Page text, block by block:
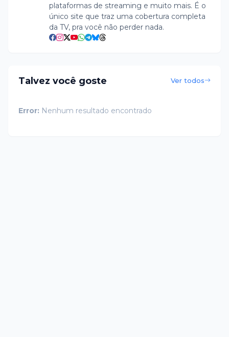
plataformas de streaming e muito mais. É o
único site que traz uma cobertura completa
da TV, pra você não perder nada.
Talvez você goste Ver todos
Error: Nenhum resultado encontrado